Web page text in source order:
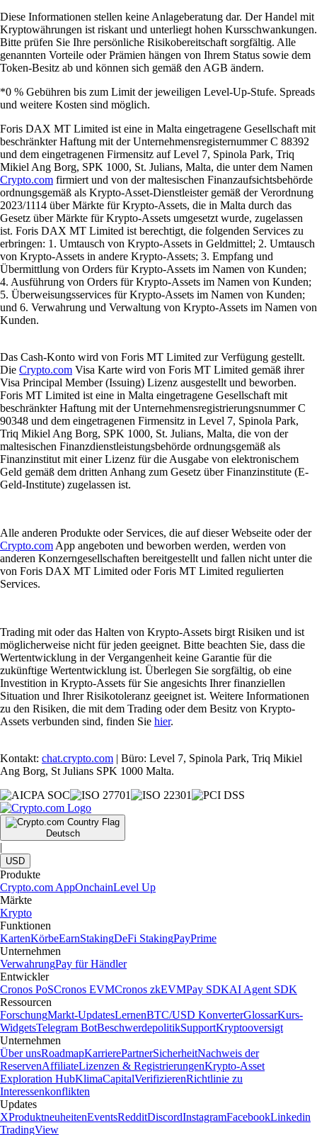
Diese Informationen stellen keine Anlageberatung dar. Der Handel mit
Kryptowährungen ist riskant und unterliegt hohen Kursschwankungen.
Bitte prüfen Sie Ihre persönliche Risikobereitschaft sorgfältig. Alle
genannten Vorteile oder Prämien hängen von Ihrem Status sowie dem
Token-Besitz ab und können sich gemäß den AGB ändern.
*0 % Gebühren bis zum Limit der jeweiligen Level-Up-Stufe. Spreads
und weitere Kosten sind möglich.
Foris DAX MT Limited ist eine in Malta eingetragene Gesellschaft mit
beschränkter Haftung mit der Unternehmensregisternummer C 88392
und dem eingetragenen Firmensitz auf Level 7, Spinola Park, Triq
Mikiel Ang Borg, SPK 1000, St. Julians, Malta, die unter dem Namen
Crypto.com firmiert und von der maltesischen Finanzaufsichtsbehörde
ordnungsgemäß als Krypto-Asset-Dienstleister gemäß der Verordnung
2023/1114 über Märkte für Krypto-Assets, die in Malta durch das
Gesetz über Märkte für Krypto-Assets umgesetzt wurde, zugelassen
ist. Foris DAX MT Limited ist berechtigt, die folgenden Services zu
erbringen: 1. Umtausch von Krypto-Assets in Geldmittel; 2. Umtausch
von Krypto-Assets in andere Krypto-Assets; 3. Empfang und
Übermittlung von Orders für Krypto-Assets im Namen von Kunden;
4. Ausführung von Orders für Krypto-Assets im Namen von Kunden;
5. Überweisungsservices für Krypto-Assets im Namen von Kunden;
und 6. Verwahrung und Verwaltung von Krypto-Assets im Namen von
Kunden.
Das Cash-Konto wird von Foris MT Limited zur Verfügung gestellt.
Die Crypto.com Visa Karte wird von Foris MT Limited gemäß ihrer
Visa Principal Member (Issuing) Lizenz ausgestellt und beworben.
Foris MT Limited ist eine in Malta eingetragene Gesellschaft mit
beschränkter Haftung mit der Unternehmensregistrierungsnummer C
90348 und dem eingetragenen Firmensitz in Level 7, Spinola Park,
Triq Mikiel Ang Borg, SPK 1000, St. Julians, Malta, die von der
maltesischen Finanzdienstleistungsbehörde ordnungsgemäß als
Finanzinstitut mit einer Lizenz für die Ausgabe von elektronischem
Geld gemäß dem dritten Anhang zum Gesetz über Finanzinstitute (E-
Geld-Institute) zugelassen ist.
Alle anderen Produkte oder Services, die auf dieser Webseite oder der
Crypto.com App angeboten und beworben werden, werden von
anderen Konzerngesellschaften bereitgestellt und fallen nicht unter die
von Foris DAX MT Limited oder Foris MT Limited regulierten
Services.
Trading mit oder das Halten von Krypto-Assets birgt Risiken und ist
möglicherweise nicht für jeden geeignet. Bitte beachten Sie, dass die
Wertentwicklung in der Vergangenheit keine Garantie für die
zukünftige Wertentwicklung ist. Überlegen Sie sorgfältig, ob eine
Investition in Krypto-Assets für Sie angesichts Ihrer finanziellen
Situation und Ihrer Risikotoleranz geeignet ist. Weitere Informationen
zu den Risiken, die mit dem Trading oder dem Besitz von Krypto-
Assets verbunden sind, finden Sie hier.
Kontakt: chat.crypto.com | Büro: Level 7, Spinola Park, Triq Mikiel
Ang Borg, St Julians SPK 1000 Malta.
Deutsch
|
USD
Produkte
Crypto.com AppOnchainLevel Up
Märkte
Krypto
Funktionen
KartenKörbeEarnStakingDeFi StakingPayPrime
Unternehmen
VerwahrungPay für Händler
Entwickler
Cronos PoSCronos EVMCronos zkEVMPay SDKAI Agent SDK
Ressourcen
ForschungMarkt-UpdatesLernenBTC/USD KonverterGlossarKurs-
WidgetsTelegram BotBeschwerdepolitikSupportKryptooversigt
Unternehmen
Über unsRoadmapKarrierePartnerSicherheitNachweis der
ReservenAffiliateLizenzen & RegistrierungenKrypto-Asset
Exploration HubKlimaCapitalVerifizierenRichtlinie zu
Interessenkonflikten
Updates
XProduktneuheitenEventsRedditDiscordInstagramFacebookLinkedin
TradingView